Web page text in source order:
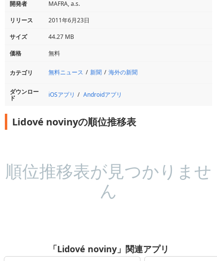
開発者
MAFRA, a.s.
リリース
2011年6月23日
サイズ
44.27 MB
価格
無料
カテゴリ 無料ニュース 新聞 海外の新聞
ダウンロー
ド iOSアプリ Androidアプリ
Lidové novinyの順位推移表
順位推移表が見つかりませ
ん
「Lidové noviny」関連アプリ